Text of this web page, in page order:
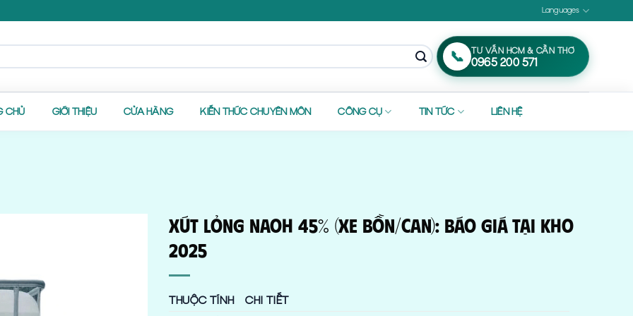
Languages
📞 TƯ VẤN HCM & CẦN THƠ
0965 200 571
CHỦ GIỚI THIỆU CỬA HÀNG KIẾN THỨC CHUYÊN MÔN CÔNG CỤ TIN TỨC LIÊN HỆ
Xút Lỏng NaOH 45% (Xe Bồn/Can): Báo Giá Tại Kho
2025
THUỘC TÍNH CHI TIẾT